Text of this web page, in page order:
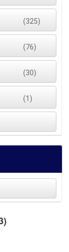
(325)
(76)
(30)
(1)